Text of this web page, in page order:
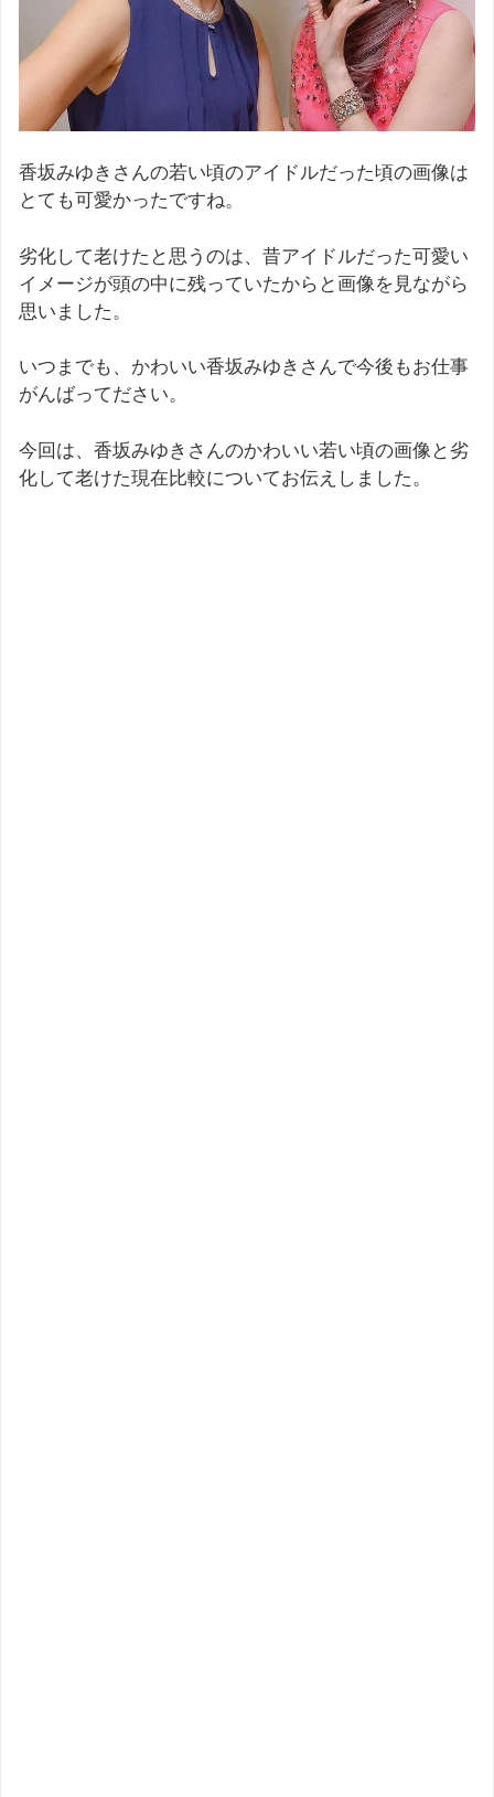
香坂みゆきさんの若い頃のアイドルだった頃の画像は
とても可愛かったですね。
劣化して老けたと思うのは、昔アイドルだった可愛い
イメージが頭の中に残っていたからと画像を見ながら
思いました。
いつまでも、かわいい香坂みゆきさんで今後もお仕事
がんばってださい。
今回は、香坂みゆきさんのかわいい若い頃の画像と劣
化して老けた現在比較についてお伝えしました。